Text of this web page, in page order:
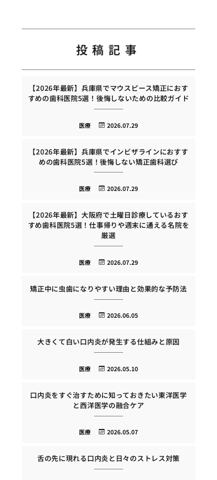
投稿記事
【2026年最新】兵庫県でマウスピース矯正におす
すめの歯科医院5選！後悔しないための比較ガイド
2026.07.29
医療
【2026年最新】兵庫県でインビザラインにおすす
めの歯科医院5選！後悔しない矯正歯科選び
2026.07.29
医療
【2026年最新】大阪府で土曜日診療しているおす
すめ歯科医院5選！仕事帰りや週末に通える名院を
厳選
2026.07.29
医療
矯正中に虫歯になりやすい理由と効果的な予防法
2026.06.05
医療
大きくて白い口内炎が発生する仕組みと原因
2026.05.10
医療
口内炎をすぐ治すために知っておきたい東洋医学
と西洋医学の融合ケア
2026.05.07
医療
舌の先に現れる口内炎と日々のストレス対策